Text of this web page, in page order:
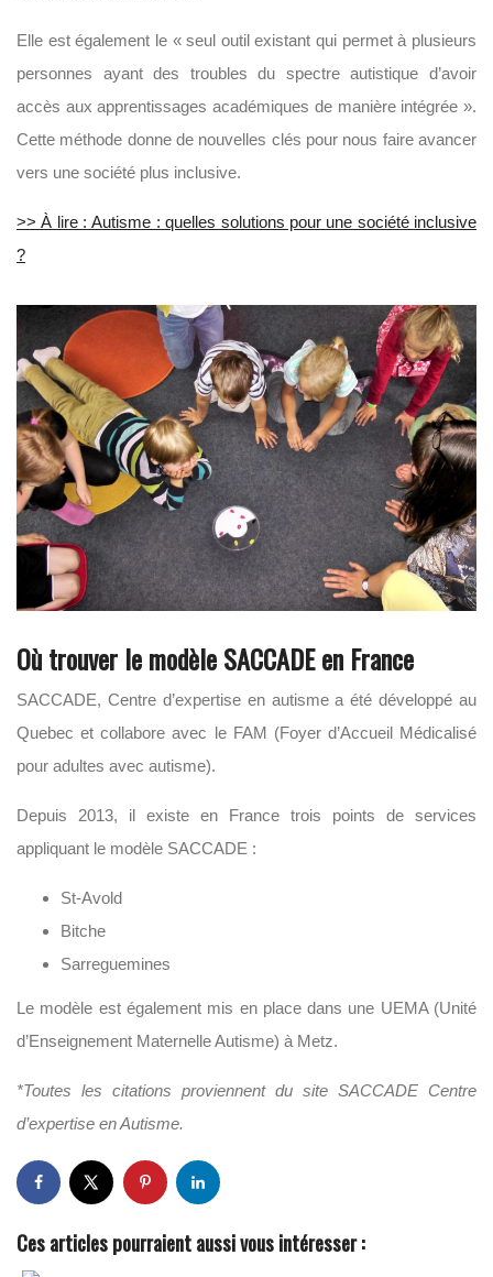
Elle est également le « seul outil existant qui permet à plusieurs
personnes ayant des troubles du spectre autistique d’avoir
accès aux apprentissages académiques de manière intégrée ».
Cette méthode donne de nouvelles clés pour nous faire avancer
vers une société plus inclusive.
>> À lire : Autisme : quelles solutions pour une société inclusive
?
Où trouver le modèle SACCADE en France
SACCADE, Centre d’expertise en autisme a été développé au
Quebec et collabore avec le FAM (Foyer d’Accueil Médicalisé
pour adultes avec autisme).
Depuis 2013, il existe en France trois points de services
appliquant le modèle SACCADE :
St-Avold
Bitche
Sarreguemines
Le modèle est également mis en place dans une UEMA (Unité
d’Enseignement Maternelle Autisme) à Metz.
*Toutes les citations proviennent du site SACCADE Centre
d’expertise en Autisme.
Ces articles pourraient aussi vous intéresser :